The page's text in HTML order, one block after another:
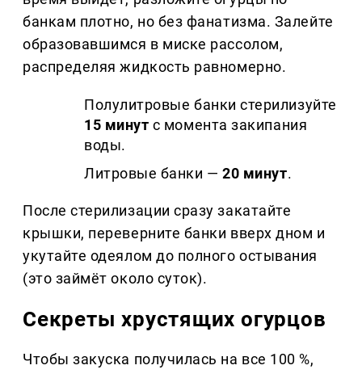
банкам плотно, но без фанатизма. Залейте
образовавшимся в миске рассолом,
распределяя жидкость равномерно.
Полулитровые банки стерилизуйте
15 минут с момента закипания
воды.
Литровые банки —20 минут.
После стерилизации сразу закатайте
крышки, переверните банки вверх дном и
укутайте одеялом до полного остывания
(это займёт около суток).
Секреты хрустящих огурцов
Чтобы закуска получилась на все 100 %,